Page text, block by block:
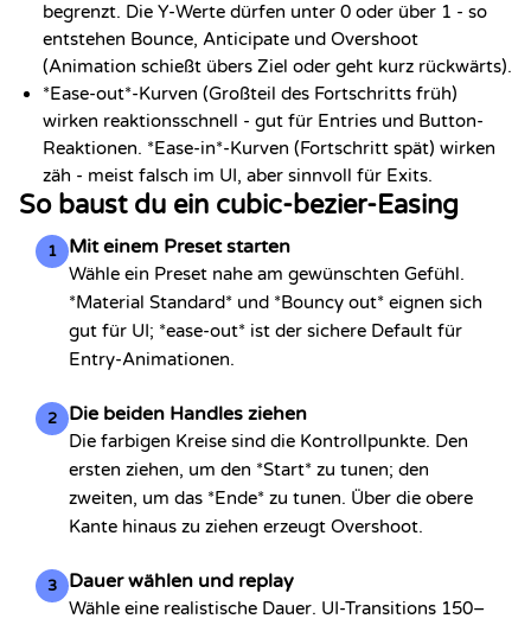
begrenzt. Die Y-Werte dürfen unter 0 oder über 1 - so
entstehen Bounce, Anticipate und Overshoot
(Animation schießt übers Ziel oder geht kurz rückwärts).
*Ease-out*-Kurven (Großteil des Fortschritts früh)
wirken reaktionsschnell - gut für Entries und Button-
Reaktionen. *Ease-in*-Kurven (Fortschritt spät) wirken
zäh - meist falsch im UI, aber sinnvoll für Exits.
So baust du ein cubic-bezier-Easing
1 Mit einem Preset starten
Wähle ein Preset nahe am gewünschten Gefühl.
*Material Standard* und *Bouncy out* eignen sich
gut für UI; *ease-out* ist der sichere Default für
Entry-Animationen.
2 Die beiden Handles ziehen
Die farbigen Kreise sind die Kontrollpunkte. Den
ersten ziehen, um den *Start* zu tunen; den
zweiten, um das *Ende* zu tunen. Über die obere
Kante hinaus zu ziehen erzeugt Overshoot.
3 Dauer wählen und replay
Wähle eine realistische Dauer. UI-Transitions 150–